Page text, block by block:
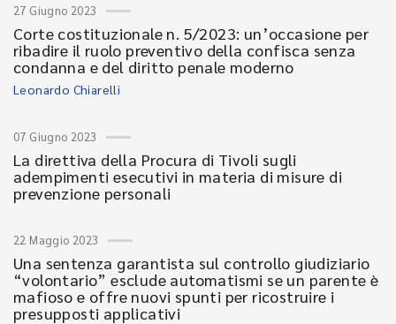
27 Giugno 2023
Corte costituzionale n. 5/2023: un’occasione per
ribadire il ruolo preventivo della confisca senza
condanna e del diritto penale moderno
Leonardo Chiarelli
07 Giugno 2023
La direttiva della Procura di Tivoli sugli
adempimenti esecutivi in materia di misure di
prevenzione personali
22 Maggio 2023
Una sentenza garantista sul controllo giudiziario
“volontario” esclude automatismi se un parente è
mafioso e offre nuovi spunti per ricostruire i
presupposti applicativi